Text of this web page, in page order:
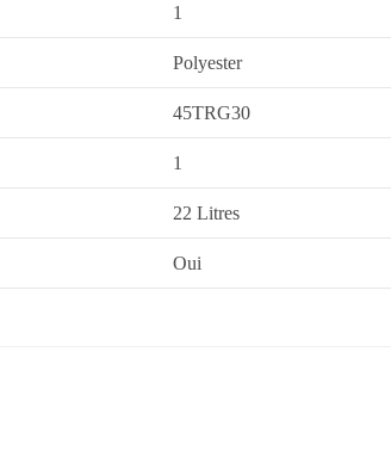
1
Polyester
45TRG30
1
22 Litres
Oui